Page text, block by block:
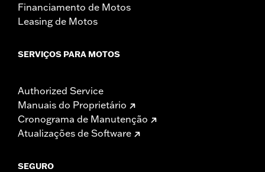
Financiamento de Motos
Leasing de Motos
SERVIÇOS PARA MOTOS
Authorized Service
Manuais do Proprietário
Cronograma de Manutenção
Atualizações de Software
SEGURO